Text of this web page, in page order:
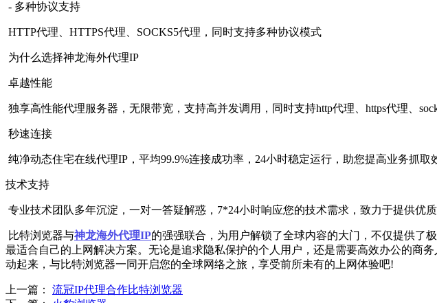
- 多种协议支持
HTTP代理、HTTPS代理、SOCKS5代理，同时支持多种协议模式
为什么选择神龙海外代理IP
卓越性能
独享高性能代理服务器，无限带宽，支持高并发调用，同时支持http代理、https代理、
秒速连接
纯净动态住宅在线代理IP，平均99.9%连接成功率，24小时稳定运行，助您提高业务抓取
技术支持
专业技术团队多年沉淀，一对一答疑解惑，7*24小时响应您的技术需求，致力于提供优
比特浏览器与神龙海外代理IP的强强联合，为用户解锁了全球内容的大门，不仅提供了
最适合自己的上网解决方案。无论是追求隐私保护的个人用户，还是需要高效办公的商
动起来，与比特浏览器一同开启您的全球网络之旅，享受前所未有的上网体验吧!
上一篇： 流冠IP代理合作比特浏览器